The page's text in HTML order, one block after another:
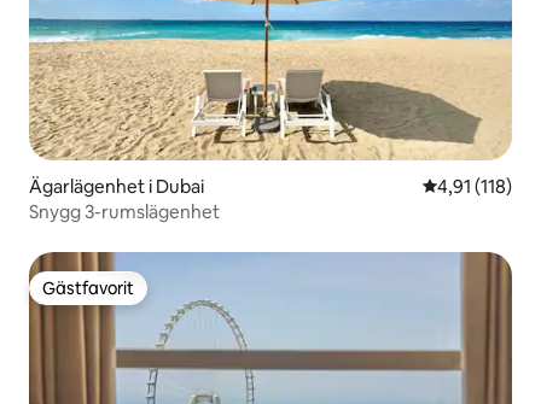
Ägarlägenhet i Dubai 4,91 av 5 i
4,91 (118)
Snygg 3-rumslägenhet
Gästfavorit
Gästfavorit